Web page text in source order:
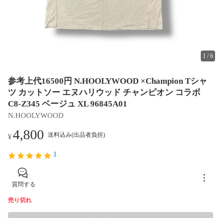
1 /6
参考上代16500円 N.HOOLYWOOD ×Champion Tシャ
ツ カットソー エヌハリウッド チャンピオン コラボ
C8-Z345 ベージュ XL 96845A01
N.HOOLYWOOD
¥4,800 送料込み(出品者負担)
1
質問する
売り切れ